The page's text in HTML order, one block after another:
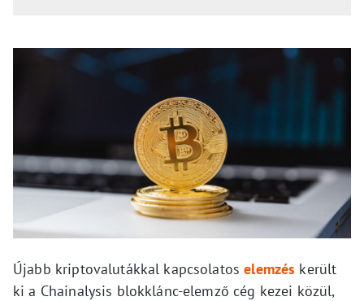
Újabb kriptovalutákkal kapcsolatoselemzés került
ki a Chainalysis blokklánc-elemző cég kezei közül,